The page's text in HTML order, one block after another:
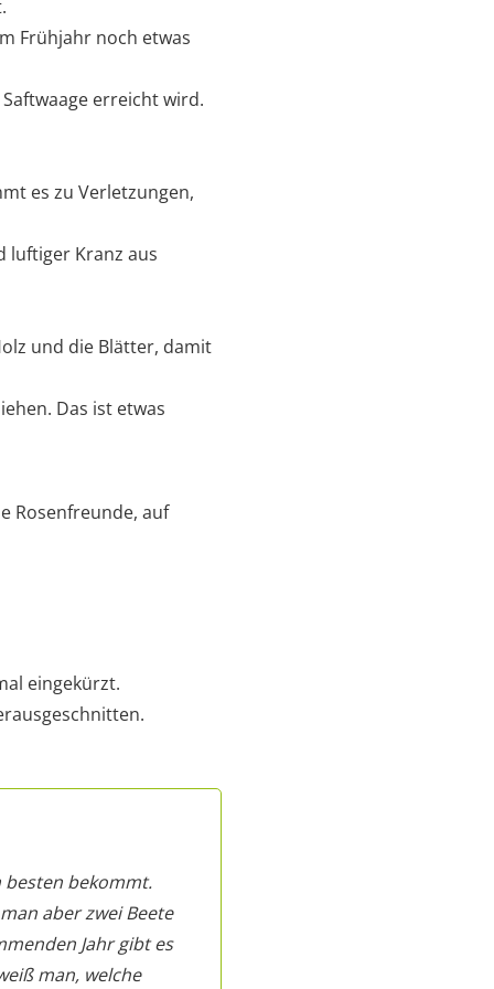
Frühjahr noch etwas
erreicht wird.
es zu Verletzungen,
luftiger Kranz aus
und die Blätter, damit
Das ist etwas
Rosenfreunde, auf
eingekürzt.
besten bekommt.
aber zwei Beete
Jahr gibt es
man, welche